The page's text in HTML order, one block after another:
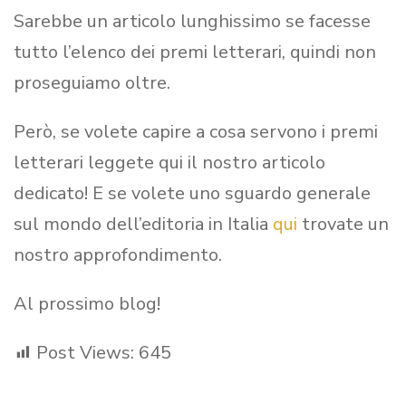
Sarebbe un articolo lunghissimo se facesse
tutto l’elenco dei premi letterari, quindi non
proseguiamo oltre.
Però, se volete capire a cosa servono i premi
letterari leggete qui il nostro articolo
dedicato! E se volete uno sguardo generale
sul mondo dell’editoria in Italia qui trovate un
nostro approfondimento.
Al prossimo blog!
Post Views: 645